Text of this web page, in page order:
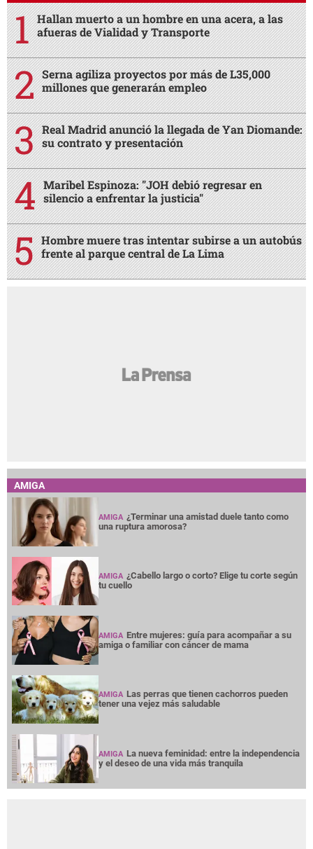
Hallan muerto a un hombre en una acera, a las
afueras de Vialidad y Transporte
Serna agiliza proyectos por más de L35,000
millones que generarán empleo
Real Madrid anunció la llegada de Yan Diomande:
su contrato y presentación
Maribel Espinoza: "JOH debió regresar en
silencio a enfrentar la justicia"
Hombre muere tras intentar subirse a un autobús
frente al parque central de La Lima
AMIGA
AMIGA ¿Terminar una amistad duele tanto como
una ruptura amorosa?
AMIGA ¿Cabello largo o corto? Elige tu corte según
tu cuello
AMIGA Entre mujeres: guía para acompañar a su
amiga o familiar con cáncer de mama
AMIGA Las perras que tienen cachorros pueden
tener una vejez más saludable
AMIGA La nueva feminidad: entre la independencia
y el deseo de una vida más tranquila